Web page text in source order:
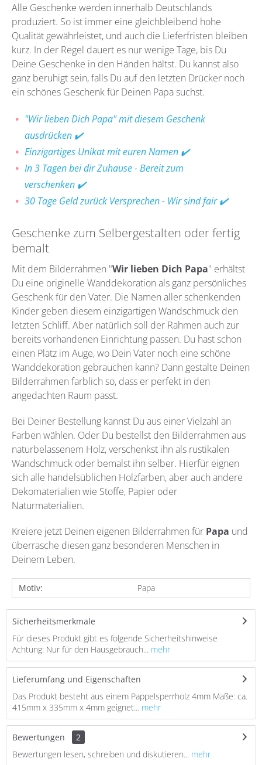
Alle Geschenke werden innerhalb Deutschlands
produziert. So ist immer eine gleichbleibend hohe
Qualität gewährleistet, und auch die Lieferfristen bleiben
kurz. In der Regel dauert es nur wenige Tage, bis Du
Deine Geschenke in den Händen hältst. Du kannst also
ganz beruhigt sein, falls Du auf den letzten Drücker noch
ein schönes Geschenk für Deinen Papa suchst.
"Wir lieben Dich Papa" mit diesem Geschenk
ausdrücken ✔️
Einzigartiges Unikat mit euren Namen ✔️
In 3 Tagen bei dir Zuhause - Bereit zum
verschenken ✔️
30 Tage Geld zurück Versprechen - Wir sind fair ✔️
Geschenke zum Selbergestalten oder fertig
bemalt
Mit dem Bilderrahmen "Wir lieben Dich Papa" erhältst
Du eine originelle Wanddekoration als ganz persönliches
Geschenk für den Vater. Die Namen aller schenkenden
Kinder geben diesem einzigartigen Wandschmuck den
letzten Schliff. Aber natürlich soll der Rahmen auch zur
bereits vorhandenen Einrichtung passen. Du hast schon
einen Platz im Auge, wo Dein Vater noch eine schöne
Wanddekoration gebrauchen kann? Dann gestalte Deinen
Bilderrahmen farblich so, dass er perfekt in den
angedachten Raum passt.
Bei Deiner Bestellung kannst Du aus einer Vielzahl an
Farben wählen. Oder Du bestellst den Bilderrahmen aus
naturbelassenem Holz, verschenkst ihn als rustikalen
Wandschmuck oder bemalst ihn selber. Hierfür eignen
sich alle handelsüblichen Holzfarben, aber auch andere
Dekomaterialien wie Stoffe, Papier oder
Naturmaterialien.
Kreiere jetzt Deinen eigenen Bilderrahmen für Papa und
überrasche diesen ganz besonderen Menschen in
Deinem Leben.
Motiv: Papa
Sicherheitsmerkmale
Für dieses Produkt gibt es folgende Sicherheitshinweise
Achtung: Nur für den Hausgebrauch...
mehr
Lieferumfang und Eigenschaften
Das Produkt besteht aus einem Pappelsperrholz 4mm Maße: ca.
415mm x 335mm x 4mm geignet...
mehr
Bewertungen
2
Bewertungen lesen, schreiben und diskutieren...
mehr